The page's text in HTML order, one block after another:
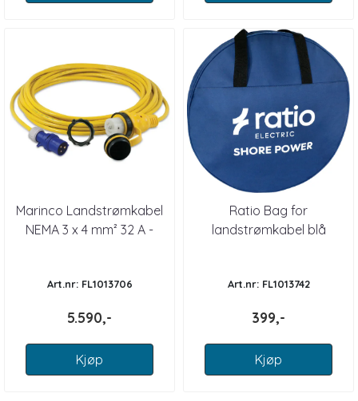
Marinco Landstrømkabel
NEMA 3 x 4 mm² 32 A -
Art.nr: FL1013706
5.590,-
Kjøp
Ratio Bag for
landstrømkabel blå
Art.nr: FL1013742
399,-
Kjøp